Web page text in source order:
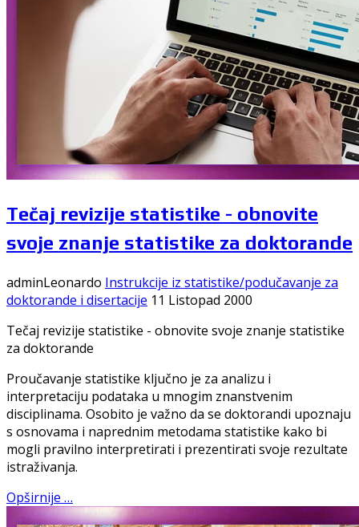
Tečaj revizije statistike - obnovite
svoje znanje statistike za doktorande
adminLeonardo Instrukcije iz statistike/podučavanje za
doktorande i disertacije 11 Listopad 2000
Tečaj revizije statistike - obnovite svoje znanje statistike
za doktorande
Proučavanje statistike ključno je za analizu i
interpretaciju podataka u mnogim znanstvenim
disciplinama. Osobito je važno da se doktorandi upoznaju
s osnovama i naprednim metodama statistike kako bi
mogli pravilno interpretirati i prezentirati svoje rezultate
istraživanja.
Opširnije …